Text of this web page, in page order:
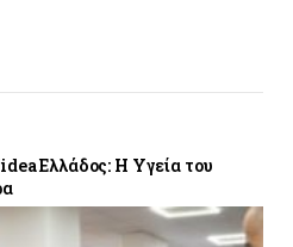
Ελλάδος: Η Υγεία του